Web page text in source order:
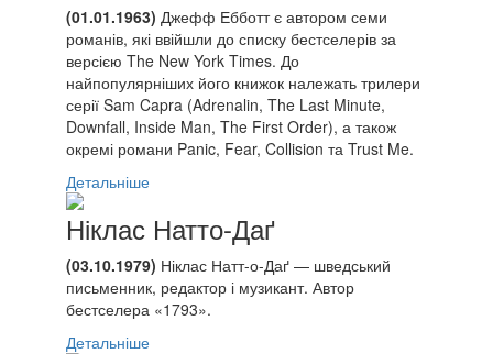
(01.01.1963) Джефф Ебботт є автором семи
романів, які ввійшли до списку бестселерів за
версією The New York Times. До
найпопулярніших його книжок належать трилери
серії Sam Capra (Adrenalin, The Last Minute,
Downfall, Inside Man, The First Order), а також
окремі романи Panic, Fear, Collision та Trust Me.
Детальніше
Ніклас Натто-Даґ
(03.10.1979) Ніклас Натт-о-Даґ — шведський
письменник, редактор і музикант. Автор
бестселера «1793».
Детальніше